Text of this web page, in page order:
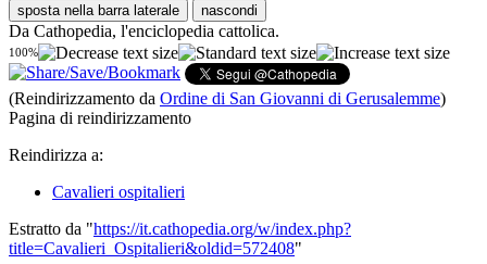
sposta nella barra laterale nascondi
Da Cathopedia, l'enciclopedia cattolica.
100%
(Reindirizzamento da Ordine di San Giovanni di Gerusalemme)
Pagina di reindirizzamento
Reindirizza a:
Cavalieri ospitalieri
Estratto da "https://it.cathopedia.org/w/index.php?
title=Cavalieri_Ospitalieri&oldid=572408"